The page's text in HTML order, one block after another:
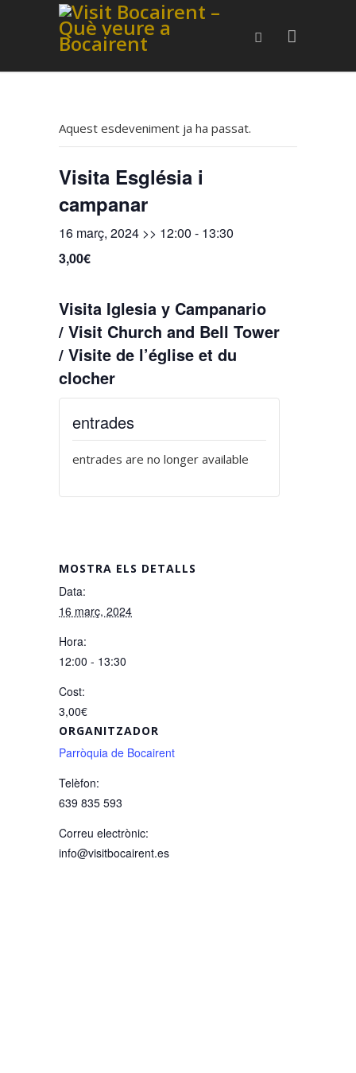
Aquest esdeveniment ja ha passat.
Visita Església i
campanar
16 març, 2024 >> 12:00 - 13:30
3,00€
Visita Iglesia y Campanario
/ Visit Church and Bell Tower
/ Visite de l’église et du
clocher
MOSTRA ELS DETALLS
Data:
16 març, 2024
Hora:
12:00 - 13:30
Cost:
3,00€
ORGANITZADOR
Parròquia de Bocairent
Telèfon:
639 835 593
Correu electrònic:
info@visitbocairent.es
entrades
entrades are no longer available